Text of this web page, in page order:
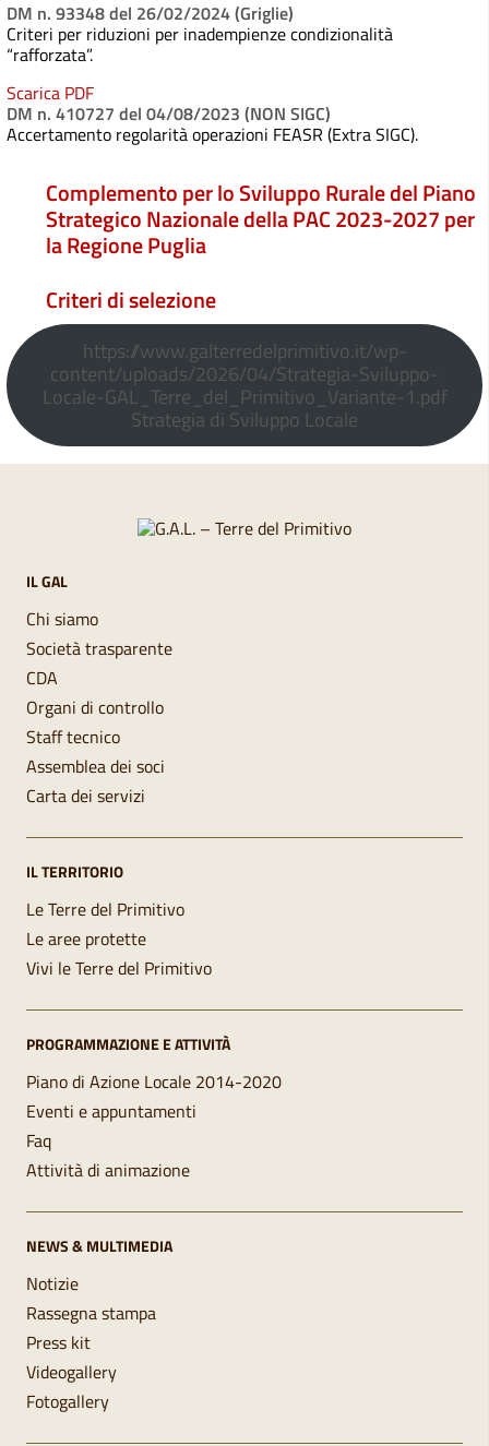
DM n. 93348 del 26/02/2024 (Griglie)
Criteri per riduzioni per inadempienze condizionalità
“rafforzata”.
Scarica PDF
DM n. 410727 del 04/08/2023 (NON SIGC)
Accertamento regolarità operazioni FEASR (Extra SIGC).
Complemento per lo Sviluppo Rurale del Piano
Strategico Nazionale della PAC 2023-2027 per
la Regione Puglia
Criteri di selezione
https://www.galterredelprimitivo.it/wp-
content/uploads/2026/04/Strategia-Sviluppo-
Locale-GAL_Terre_del_Primitivo_Variante-1.pdf
Strategia di Sviluppo Locale
IL GAL
Chi siamo
Società trasparente
CDA
Organi di controllo
Staff tecnico
Assemblea dei soci
Carta dei servizi
IL TERRITORIO
Le Terre del Primitivo
Le aree protette
Vivi le Terre del Primitivo
PROGRAMMAZIONE E ATTIVITÀ
Piano di Azione Locale 2014-2020
Eventi e appuntamenti
Faq
Attività di animazione
NEWS & MULTIMEDIA
Notizie
Rassegna stampa
Press kit
Videogallery
Fotogallery